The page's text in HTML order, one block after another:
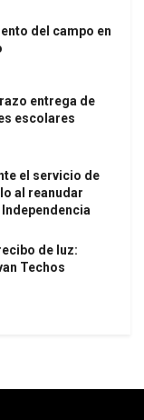
del campo en
entrega de
escolares
el servicio de
al reanudar
de luz:
Techos